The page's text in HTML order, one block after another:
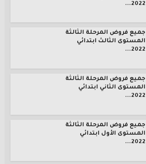
2022...
جميع فروض المرحلة الثالثة
المستوى الثالث ابتدائي
2022...
جميع فروض المرحلة الثالثة
المستوى الثاني ابتدائي
2022...
جميع فروض المرحلة الثالثة
المستوى الأول ابتدائي
2022...